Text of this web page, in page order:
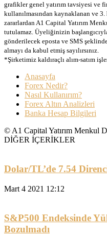
grafikler genel yatırım tavsiyesi ve
kullanılmasından kaynaklanan ve
zararlardan A1 Capital Yatırım
tutulamaz. Üyeliğinizin
gönderilecek eposta ve SMS
almayı da kabul etmiş sayılırsınız.
*Şirketimiz kaldıraçlı alım-satım
Anasayfa
Forex Nedir?
Nasıl Kullanırım?
Forex Altın Analizleri
Banka Hesap Bilgileri
© A1 Capital Yatırım Menkul
DİĞER İÇERİKLER
Dolar/TL’de 7.54
Mart 4 2021 12:12
S&P500 Endeksinde
Bozulmadı